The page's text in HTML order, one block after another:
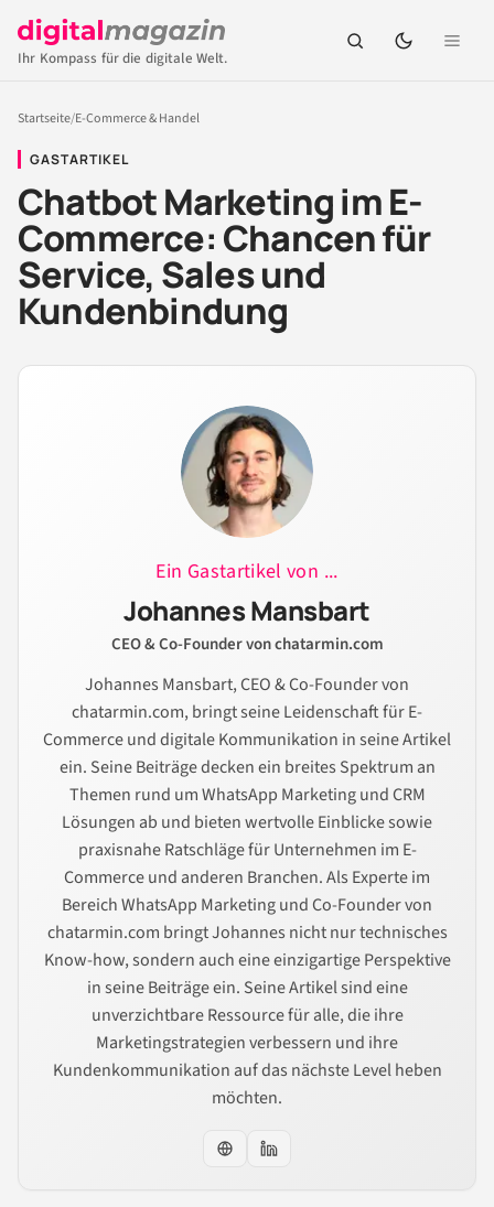
Ihr Kompass für die digitale Welt.
Startseite/E-Commerce & Handel
GASTARTIKEL
Chatbot Marketing im E-
Commerce: Chancen für
Service, Sales und
Kundenbindung
Ein Gastartikel von ...
Johannes Mansbart
CEO & Co-Founder von chatarmin.com
Johannes Mansbart, CEO & Co-Founder von
chatarmin.com, bringt seine Leidenschaft für E-
Commerce und digitale Kommunikation in seine Artikel
ein. Seine Beiträge decken ein breites Spektrum an
Themen rund um WhatsApp Marketing und CRM
Lösungen ab und bieten wertvolle Einblicke sowie
praxisnahe Ratschläge für Unternehmen im E-
Commerce und anderen Branchen. Als Experte im
Bereich WhatsApp Marketing und Co-Founder von
chatarmin.com bringt Johannes nicht nur technisches
Know-how, sondern auch eine einzigartige Perspektive
in seine Beiträge ein. Seine Artikel sind eine
unverzichtbare Ressource für alle, die ihre
Marketingstrategien verbessern und ihre
Kundenkommunikation auf das nächste Level heben
möchten.